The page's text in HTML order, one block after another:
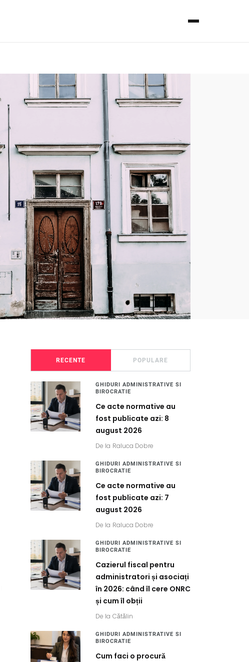
RECENTE POPULARE
GHIDURI ADMINISTRATIVE SI
BIROCRATIE
Ce acte normative au
fost publicate azi: 8
august 2026
De la Raluca Dobre
GHIDURI ADMINISTRATIVE SI
BIROCRATIE
Ce acte normative au
fost publicate azi: 7
august 2026
De la Raluca Dobre
GHIDURI ADMINISTRATIVE SI
BIROCRATIE
Cazierul fiscal pentru
administratori și asociați
în 2026: când îl cere ONRC
și cum îl obții
De la Cătălin
GHIDURI ADMINISTRATIVE SI
BIROCRATIE
Cum faci o procură